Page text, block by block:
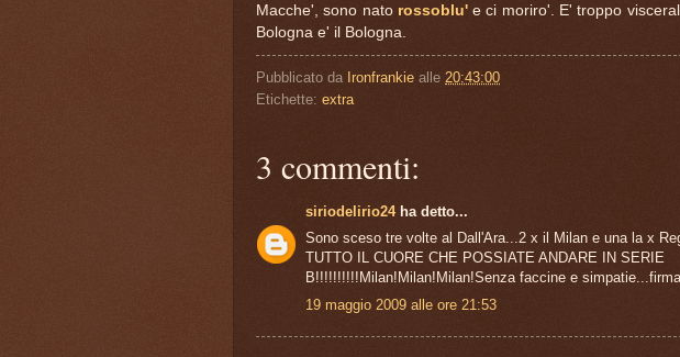
Macche', sono nato rossoblu'e ci moriro'. E' troppo
Bologna e' il Bologna.
Pubblicato da Ironfrankie alle 20:43:00
Etichette: extra
3 commenti:
siriodelirio24ha detto...
Sono sceso tre volte al Dall'Ara...2 x il Milan e una la x
TUTTO IL CUORE CHE POSSIATE ANDARE IN SERIE
B!!!!!!!!!!Milan!Milan!Milan!Senza faccine e
19 maggio 2009 alle ore 21:53